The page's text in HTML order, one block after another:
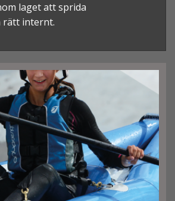
laget att sprida
rätt internt.